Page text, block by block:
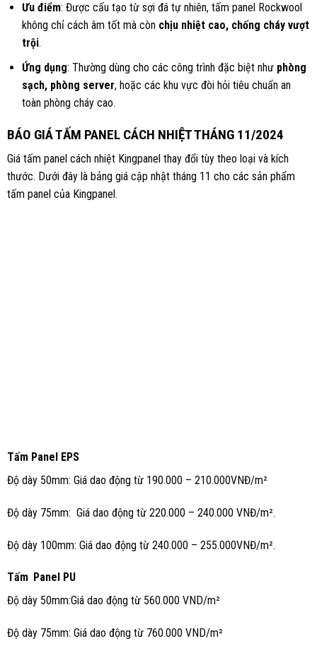
Ưu điểm: Được cấu tạo từ sợi đá tự nhiên, tấm panel Rockwool
không chỉ cách âm tốt mà còn chịu nhiệt cao, chống cháy vượt
trội.
Ứng dụng: Thường dùng cho các công trình đặc biệt như phòng
sạch, phòng server, hoặc các khu vực đòi hỏi tiêu chuẩn an
toàn phòng cháy cao.
BÁO GIÁ TẤM PANEL CÁCH NHIỆT THÁNG 11/2024
Giá tấm panel cách nhiệt Kingpanel thay đổi tùy theo loại và kích
thước. Dưới đây là bảng giá cập nhật tháng 11 cho các sản phẩm
tấm panel của Kingpanel.
Tấm Panel EPS
Độ dày 50mm: Giá dao động từ 190.000 – 210.000VNĐ/m²
Độ dày 75mm: Giá dao động từ 220.000 – 240.000 VNĐ/m².
Độ dày 100mm: Giá dao động từ 240.000 – 255.000VNĐ/m².
Tấm Panel PU
Độ dày 50mm:Giá dao động từ 560.000 VND/m²
Độ dày 75mm: Giá dao động từ 760.000 VND/m²